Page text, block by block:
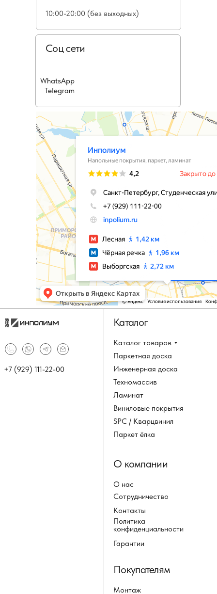
10:00-20:00 (без выходных)
Соц сети
WhatsApp
Telegram
Каталог товаров
Паркетная доска
Инженерная доска
Техномассив
+7 (929) 111-22-00
Каталог
Ламинат
Виниловые покрытия
SPC / Кварцвинил
Паркет ёлка
О нас
Сотрудничество
Контакты
Политика
конфиденциальности
О компании
Монтаж
Покупателям
Гарантии